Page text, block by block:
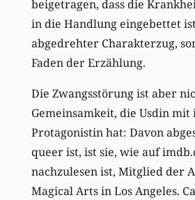
beigetragen, dass die
in die Handlung eingebettet
abgedrehter Charakterzug,
Faden der Erzählung.
Die Zwangsstörung ist aber
Gemeinsamkeit, die Usdin
Protagonistin hat: Davon
queer ist, ist sie, wie auf
nachzulesen ist, Mitglied der
Magical Arts in Los Angeles.